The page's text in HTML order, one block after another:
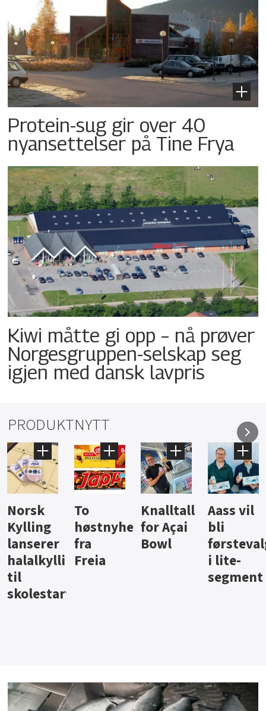
Protein-sug gir over 40
nyansettelser på Tine Frya
Kiwi måtte gi opp – nå prøver
Norgesgruppen-selskap seg
igjen med dansk lavpris
PRODUKTNYTT
Knalltall
for Açai
Bowl
Aass vil
bli
førstevalg
i lite-
Brus og
jus fra
Berentsen
Hard
iste fra
Hansa